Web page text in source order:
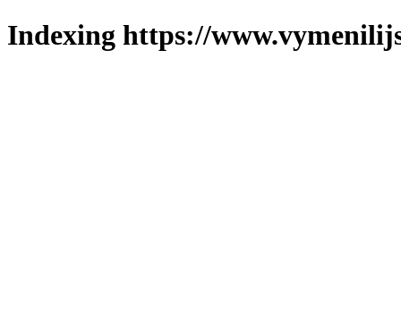
Indexing https://